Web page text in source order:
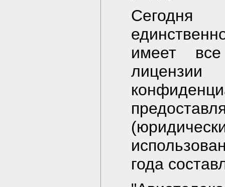
Сегодня
имеет
года